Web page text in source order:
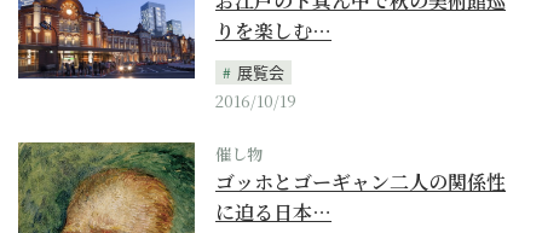
りを楽しむ…
展覧会
2016/10/19
催し物
ゴッホとゴーギャン二人の関係性
に迫る日本…